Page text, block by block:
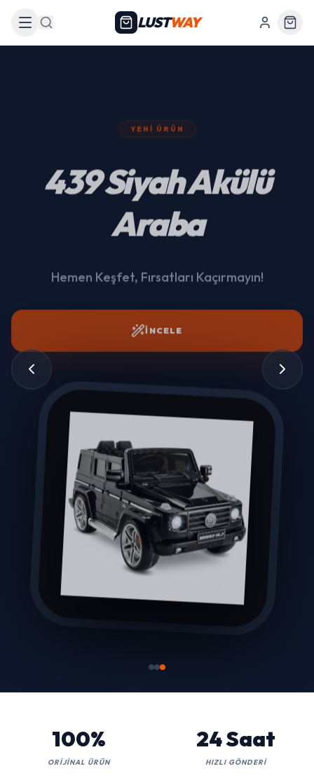
Arama LUSTWAY
YENI ÜRÜN
439 Siyah Akülü
Araba
Hemen Keşfet, Fırsatları Kaçırmayın!
İNCELE
100%
ORIJINAL ÜRÜN
24 Saat
HIZLI GÖNDERI